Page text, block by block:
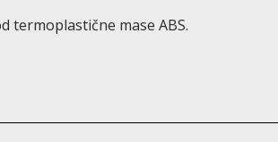
termoplastične mase ABS.